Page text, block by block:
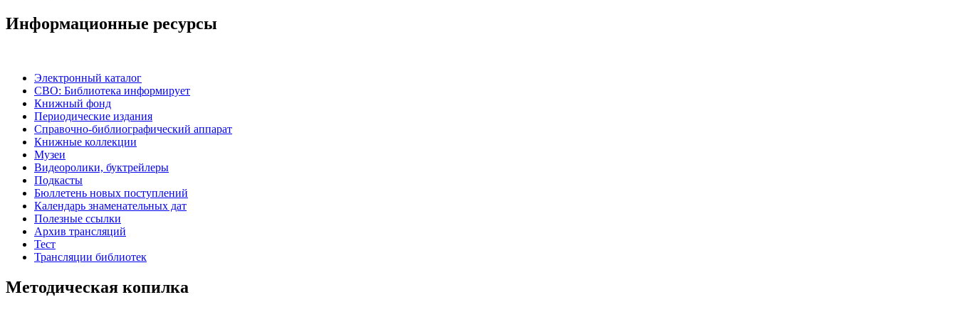
Информационные ресурсы
Электронный каталог
СВО: Библиотека информирует
Книжный фонд
Периодические издания
Справочно-библиографический аппарат
Книжные коллекции
Музеи
Видеоролики, буктрейлеры
Подкасты
Бюллетень новых поступлений
Календарь знаменательных дат
Полезные ссылки
Архив трансляций
Тест
Трансляции библиотек
Методическая копилка